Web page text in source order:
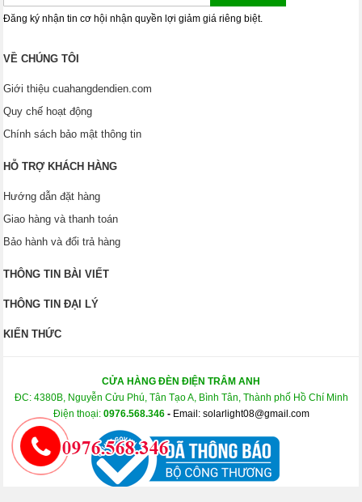
Đăng ký nhận tin cơ hội nhận quyền lợi giảm giá riêng biệt.
VỀ CHÚNG TÔI
Giới thiệu cuahangdendien.com
Quy chế hoạt động
Chính sách bảo mật thông tin
HỖ TRỢ KHÁCH HÀNG
Hướng dẫn đặt hàng
Giao hàng và thanh toán
Bảo hành và đổi trả hàng
THÔNG TIN BÀI VIẾT
THÔNG TIN ĐẠI LÝ
KIẾN THỨC
CỬA HÀNG ĐÈN ĐIỆN TRÂM ANH
ĐC: 4380B, Nguyễn Cửu Phú, Tân Tạo A, Bình Tân, Thành phố Hồ Chí Minh
Điện thoại: 0976.568.346- Email: solarlight08@gmail.com